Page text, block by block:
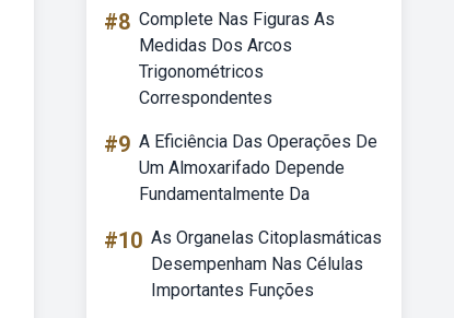
#8 Complete Nas Figuras As
Medidas Dos Arcos
Trigonométricos
Correspondentes
#9 A Eficiência Das Operações De
Um Almoxarifado Depende
Fundamentalmente Da
#10 As Organelas Citoplasmáticas
Desempenham Nas Células
Importantes Funções